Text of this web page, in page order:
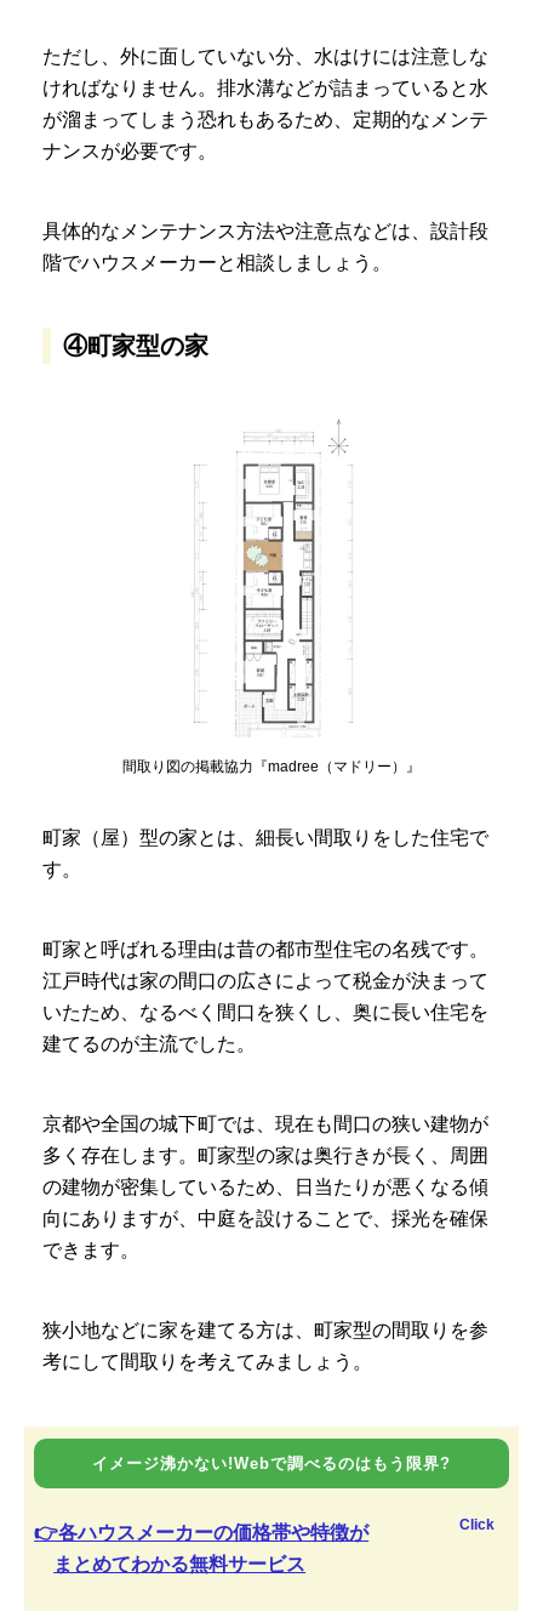
ただし、外に面していない分、水はけには注意しな
ければなりません。排水溝などが詰まっていると水
が溜まってしまう恐れもあるため、定期的なメンテ
ナンスが必要です。
具体的なメンテナンス方法や注意点などは、設計段
階でハウスメーカーと相談しましょう。
④町家型の家
間取り図の掲載協力『madree（マドリー）』
町家（屋）型の家とは、細長い間取りをした住宅で
す。
町家と呼ばれる理由は昔の都市型住宅の名残です。
江戸時代は家の間口の広さによって税金が決まって
いたため、なるべく間口を狭くし、奥に長い住宅を
建てるのが主流でした。
京都や全国の城下町では、現在も間口の狭い建物が
多く存在します。町家型の家は奥行きが長く、周囲
の建物が密集しているため、日当たりが悪くなる傾
向にありますが、中庭を設けることで、採光を確保
できます。
狭小地などに家を建てる方は、町家型の間取りを参
考にして間取りを考えてみましょう。
イメージ沸かない!Webで調べるのはもう限界?
👉各ハウスメーカーの価格帯や特徴が
まとめてわかる無料サービス
Click